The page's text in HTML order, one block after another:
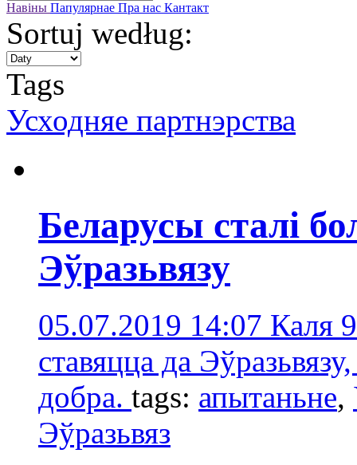
Навіны Папулярнае Пра нас Кантакт
Sortuj według:
Tags
Усходняе партнэрства
Беларусы сталі
Эўразьвязу
05.07.2019 14:07 Каля
ставяцца да
добра. tags: апытаньне,
Эўразьвяз